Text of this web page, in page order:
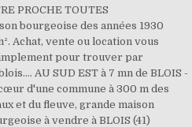
PROCHE TOUTES
bourgeoise des années 1930
Achat, vente ou location vous
pour trouver par
AU SUD EST à 7 mn de BLOIS -
d'une commune à 300 m des
et du fleuve, grande maison
à vendre à BLOIS (41)